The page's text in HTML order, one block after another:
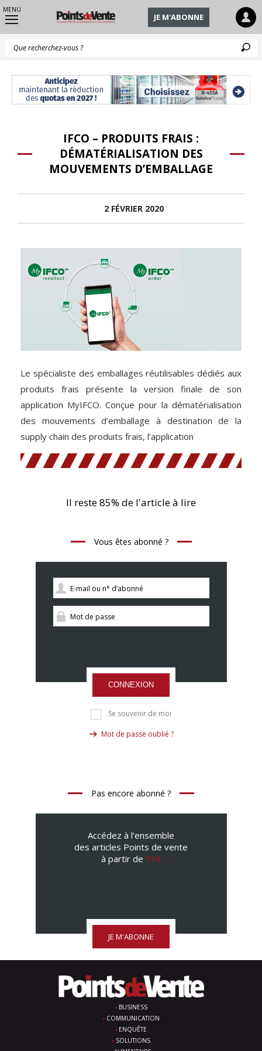
MENU
JE M'ABONNE
IFCO – PRODUITS FRAIS :
DÉMATÉRIALISATION DES
MOUVEMENTS D’EMBALLAGE
2 FÉVRIER 2020
Le spécialiste des emballages réutilisables dédiés aux
produits frais présente la version finale de son
application MyIFCO. Conçue pour la dématérialisation
des mouvements d’emballage à destination de la
supply chain des produits frais, l’application
Il reste 85% de l'article à lire
Vous êtes abonné ?
CONNEXION
Se souvenir de moi
Mot de passe oublié ?
Pas encore abonné ?
Accédez à l’ensemble
des articles Points de vente
à partir de 95€
JE M'ABONNE
BUSINESS
COMMUNICATION
ENQUÊTE
SOLUTIONS